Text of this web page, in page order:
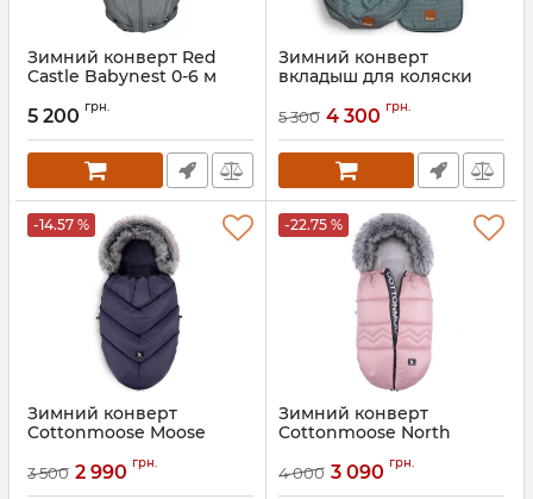
Зимний конверт Red
Castle Babynest 0-6 м
5 200 грн.
Зимний конверт
вкладыш для коляски
Артикул: 7333222011084
5 300 4 300 грн.
-14.57 %
Зимний конверт
Cottonmoose Moose
Артикул:5908239721701
3 500 2 990 грн.
-22.75 %
Зимний конверт
Cottonmoose North
Артикул: 5908239722357
4 000 3 090 грн.